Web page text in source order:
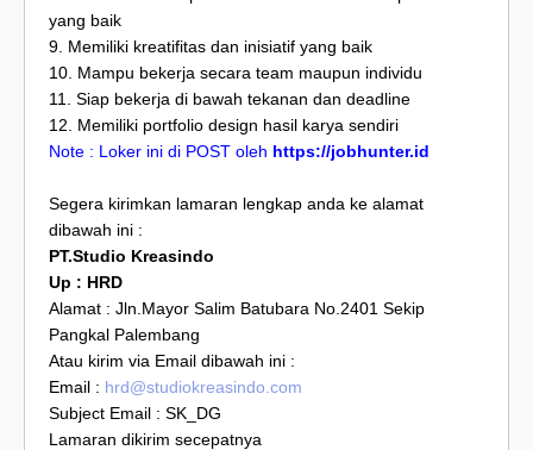
yang baik
9. Memiliki kreatifitas dan inisiatif yang baik
10. Mampu bekerja secara team maupun individu
11. Siap bekerja di bawah tekanan dan deadline
12. Memiliki portfolio design hasil karya sendiri
Note : Loker ini di POST oleh https://jobhunter.id
Segera kirimkan lamaran lengkap anda ke alamat
dibawah ini :
PT.Studio Kreasindo
Up : HRD
Alamat : Jln.Mayor Salim Batubara No.2401 Sekip
Pangkal Palembang
Atau kirim via Email dibawah ini :
Email : hrd@studiokreasindo.com
Subject Email : SK_DG
Lamaran dikirim secepatnya